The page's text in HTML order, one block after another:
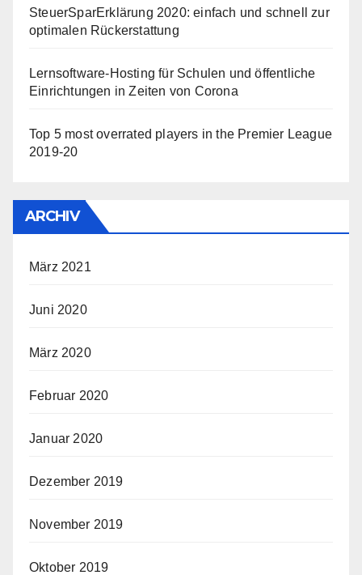
SteuerSparErklärung 2020: einfach und schnell zur
optimalen Rückerstattung
Lernsoftware-Hosting für Schulen und öffentliche
Einrichtungen in Zeiten von Corona
Top 5 most overrated players in the Premier League
2019-20
ARCHIV
März 2021
Juni 2020
März 2020
Februar 2020
Januar 2020
Dezember 2019
November 2019
Oktober 2019